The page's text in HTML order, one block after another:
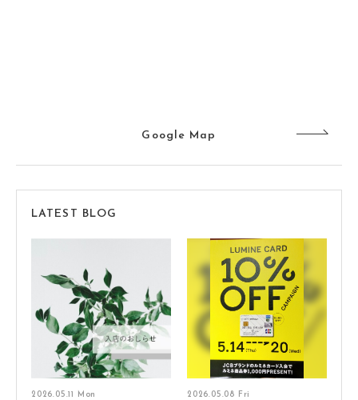
Google Map
LATEST BLOG
2026.05.11 Mon 2026.05.08 Fri